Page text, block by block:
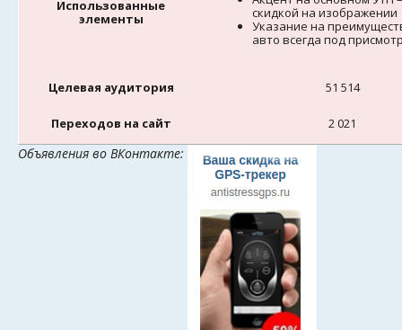
Использованные
элементы
скидкой на изображении
Указание на
авто всегда под
Целевая аудитория 51 514
Переходов на сайт 2 021
Объявления во ВКонтакте: